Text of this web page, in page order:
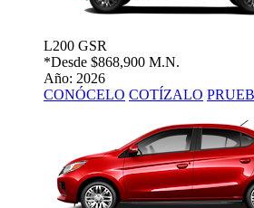
L200 GSR
*Desde $868,900 M.N.
Año: 2026
CONÓCELO COTÍZALO